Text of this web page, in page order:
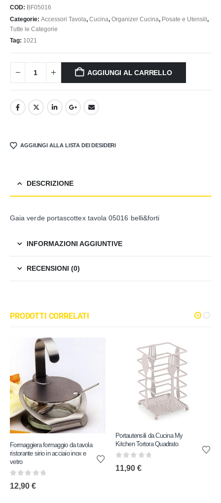
COD: BF05016
Categorie: Accessori Tavola, Cucina, Organizer Cucina, Posate e Utensili,
Tutte le Categorie
Tag: 1021
AGGIUNGI AL CARRELLO
AGGIUNGI ALLA LISTA DEI DESIDERI
DESCRIZIONE
Gaia verde portascottex tavola 05016 belli&forti
INFORMAZIONI AGGIUNTIVE
RECENSIONI (0)
PRODOTTI CORRELATI
Formaggiera formaggio da tavola
ristorante sirio in acciaio inox e
vetro
0 out of 5
12,90 €
Portautensili da Cucina My
Kitchen Tortora Quadrato
11,90 €